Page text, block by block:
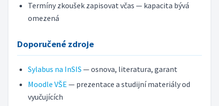
Termíny zkoušek zapisovat včas — kapacita bývá
omezená
Doporučené zdroje
Sylabus na InSIS — osnova, literatura, garant
Moodle VŠE — prezentace a studijní materiály od
vyučujících